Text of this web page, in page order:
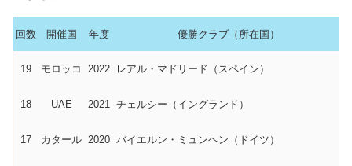
回数 開催国 年度 優勝クラブ（所在国）
19 モロッコ 2022 レアル・マドリード（スペイン）
18 UAE 2021 チェルシー（イングランド）
17 カタール 2020 バイエルン・ミュンヘン（ドイツ）